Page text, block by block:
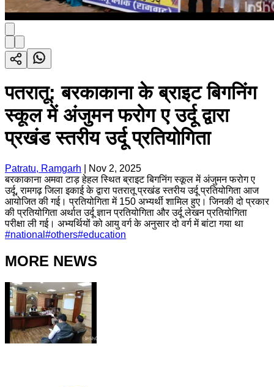
पतरातू: बरकाकाना के ब्राइट बिगनिंग
स्कूल में अंजुमन फरोग ए उर्दू द्वारा
प्रखंड स्तरीय उर्दू प्रतियोगिता
Patratu, Ramgarh
Nov 2, 2025
बरकाकाना अमवा टाड़ हेहल स्थित ब्राइट बिगनिंग स्कूल में अंजुमन फरोग ए
उर्दू, रामगढ़ जिला इकाई के द्वारा पतरातू प्रखंड स्तरीय उर्दू प्रतियोगिता आज
आयोजित की गई। प्रतियोगिता में 150 अभ्यर्थी शामिल हुए। जिनकी दो प्रकार
की प्रतियोगिता अर्थात उर्दू ज्ञान प्रतियोगिता और उर्दू लेखन प्रतियोगिता
परीक्षा ली गई। अभ्यर्थियों को आयु वर्ग के अनुसार दो वर्ग में बांटा गया था
#national #others#education
MORE NEWS